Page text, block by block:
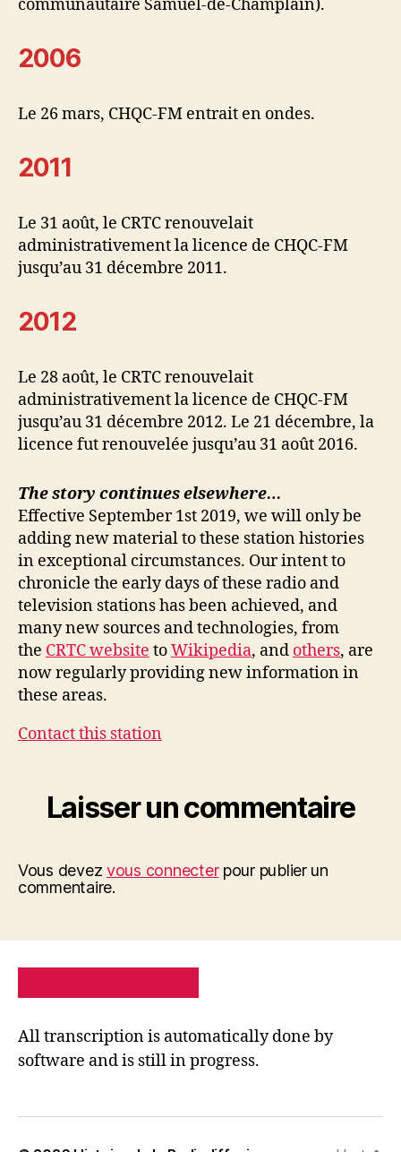
communautaire Samuel-de-Champlain).
2006
Le 26 mars, CHQC-FM entrait en ondes.
2011
Le 31 août, le CRTC renouvelait
administrativement la licence de CHQC-FM
jusqu’au 31 décembre 2011.
2012
Le 28 août, le CRTC renouvelait
administrativement la licence de CHQC-FM
jusqu’au 31 décembre 2012. Le 21 décembre, la
licence fut renouvelée jusqu’au 31 août 2016.
The story continues elsewhere…
Effective September 1st 2019, we will only be
adding new material to these station histories
in exceptional circumstances. Our intent to
chronicle the early days of these radio and
television stations has been achieved, and
many new sources and technologies, from
the CRTC website toWikipedia, and others, are
now regularly providing new information in
these areas.
Contact this station
Laisser un commentaire
Vous devezvous connecterpour publier un
commentaire.
All transcription is automatically done by
software and is still in progress.